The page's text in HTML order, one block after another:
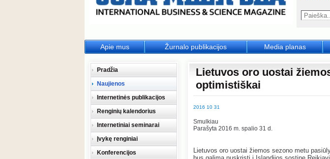
Lietuvos oro uostai
optimistiškai
2016 10 31
Smulkiau
Parašyta 2016 m. spalio 31 d.
Lietuvos oro uostai žiemos sezono metu
Pradžia
Naujienos
Internetinės publikacijos
Renginių kalendorius
Internetiniai seminarai
Įvykę renginiai
Konferencijos
Apie mus Žurnalo publikacijos Media planas